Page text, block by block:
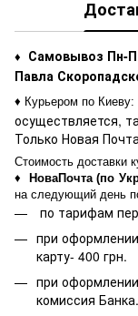
♦
Самовывоз Пн-
Павла
♦ Курьером по Киеву:
осуществляется,
Только Новая
Стоимость доставки
♦ НоваПочта (по
на следующий день
по тарифам
при
карту- 400 грн.
при
комиссия Банка.